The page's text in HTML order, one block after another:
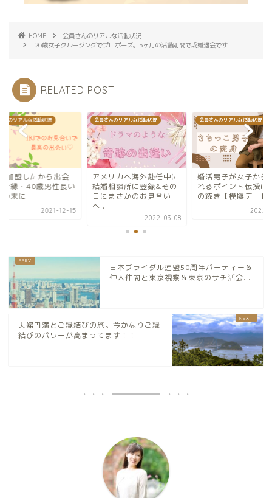
HOME
会員さんのリアルな活動状況
26歳女子クルージングでプロポーズ。5ヶ月の活動期間で成婚退会です
RELATED POST
んのリアルな活動状況
カへ海外赴任中に
相談所に登録&その
さかのお見合い
会員さんのリアルな活動状況
婚活男子が女子から選ば
れるポイント伝授in東京
の続き【模擬デート】...
会員さんのリアルな活動状況
IBJに加盟したから
えたご縁・40歳男性
婚活の末に
2021-
日本ブライダル連盟50周年パーティー＆
仲人仲間と東京視察＆東京のサチ活会...
夫婦円満とご縁結びの旅。今かなりご縁
結びのパワーが高まってます！！